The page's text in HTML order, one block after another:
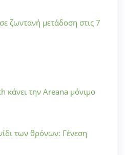
ζωντανή μετάδοση στις 7
κάνει την Areana μόνιμο
των θρόνων: Γένεση